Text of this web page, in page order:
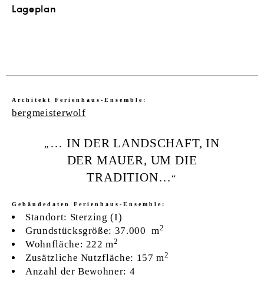
Lageplan
ArchitektFerienhaus-Ensemble :
bergmeisterwolf
… IN DER LANDSCHAFT, IN
DER MAUER, UM DIE
TRADITION…
Gebäudedaten Ferienhaus-Ensemble:
Standort: Sterzing (I)
Grundstücksgröße: 37.000 m2
Wohnfläche: 222 m2
Zusätzliche Nutzfläche: 157 m2
Anzahl der Bewohner: 4